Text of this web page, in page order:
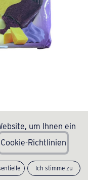
10x38g -
um Ihnen ein
Cookie-Richtlinien
Ich stimme zu